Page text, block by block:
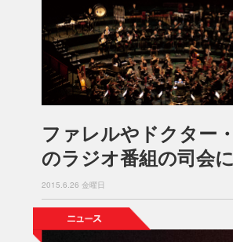
ファレルやドクター
のラジオ番組の司会に
2015.6.26 金曜日